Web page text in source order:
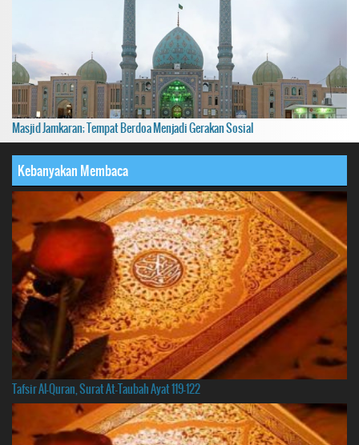
Masjid Jamkaran; Tempat Berdoa Menjadi Gerakan Sosial
Kebanyakan Membaca
Tafsir Al-Quran, Surat At-Taubah Ayat 119-122